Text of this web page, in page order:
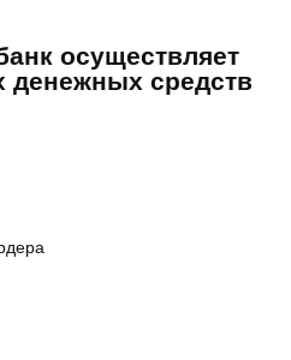
осуществляет
денежных средств